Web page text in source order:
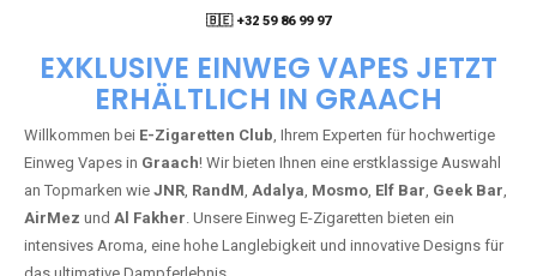
🇧🇪 +32 59 86 99 97
EXKLUSIVE EINWEG VAPES JETZT
ERHÄLTLICH IN GRAACH
Willkommen bei E-Zigaretten Club, Ihrem Experten für hochwertige
Einweg Vapes in Graach! Wir bieten Ihnen eine erstklassige Auswahl
an Topmarken wie JNR, RandM, Adalya, Mosmo, Elf Bar, Geek Bar,
AirMez und Al Fakher. Unsere Einweg E-Zigaretten bieten ein
intensives Aroma, eine hohe Langlebigkeit und innovative Designs für